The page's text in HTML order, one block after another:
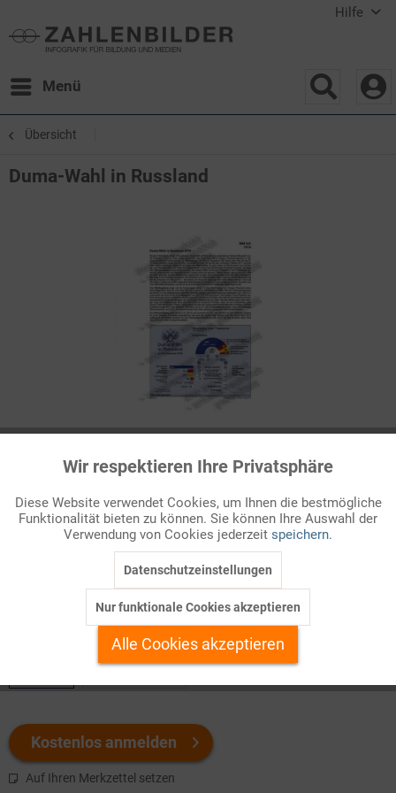
Hilfe
Menü
Übersicht
Duma-Wahl in Russland
Duma-Wahl in Russland 2016
Bei den Parlamentswahlen in Russland im September 2016
wurde das autokratische Herrschaftssystem unter Präsident
Welchen Download brauchen Sie?
s/w-Version
Kostenlos anmelden
Auf Ihren Merkzettel setzen
Funktionale Aktiv
Marketing Inaktiv
Personalisierung Inaktiv
Service
Wir respektieren Ihre Privatsphäre
Diese Website verwendet Cookies, um Ihnen die bestmögliche
Funktionalität bieten zu können. Sie können Ihre Auswahl der
Verwendung von Cookies jederzeit speichern.
Datenschutzeinstellungen
Nur funktionale Cookies akzeptieren
Alle Cookies akzeptieren